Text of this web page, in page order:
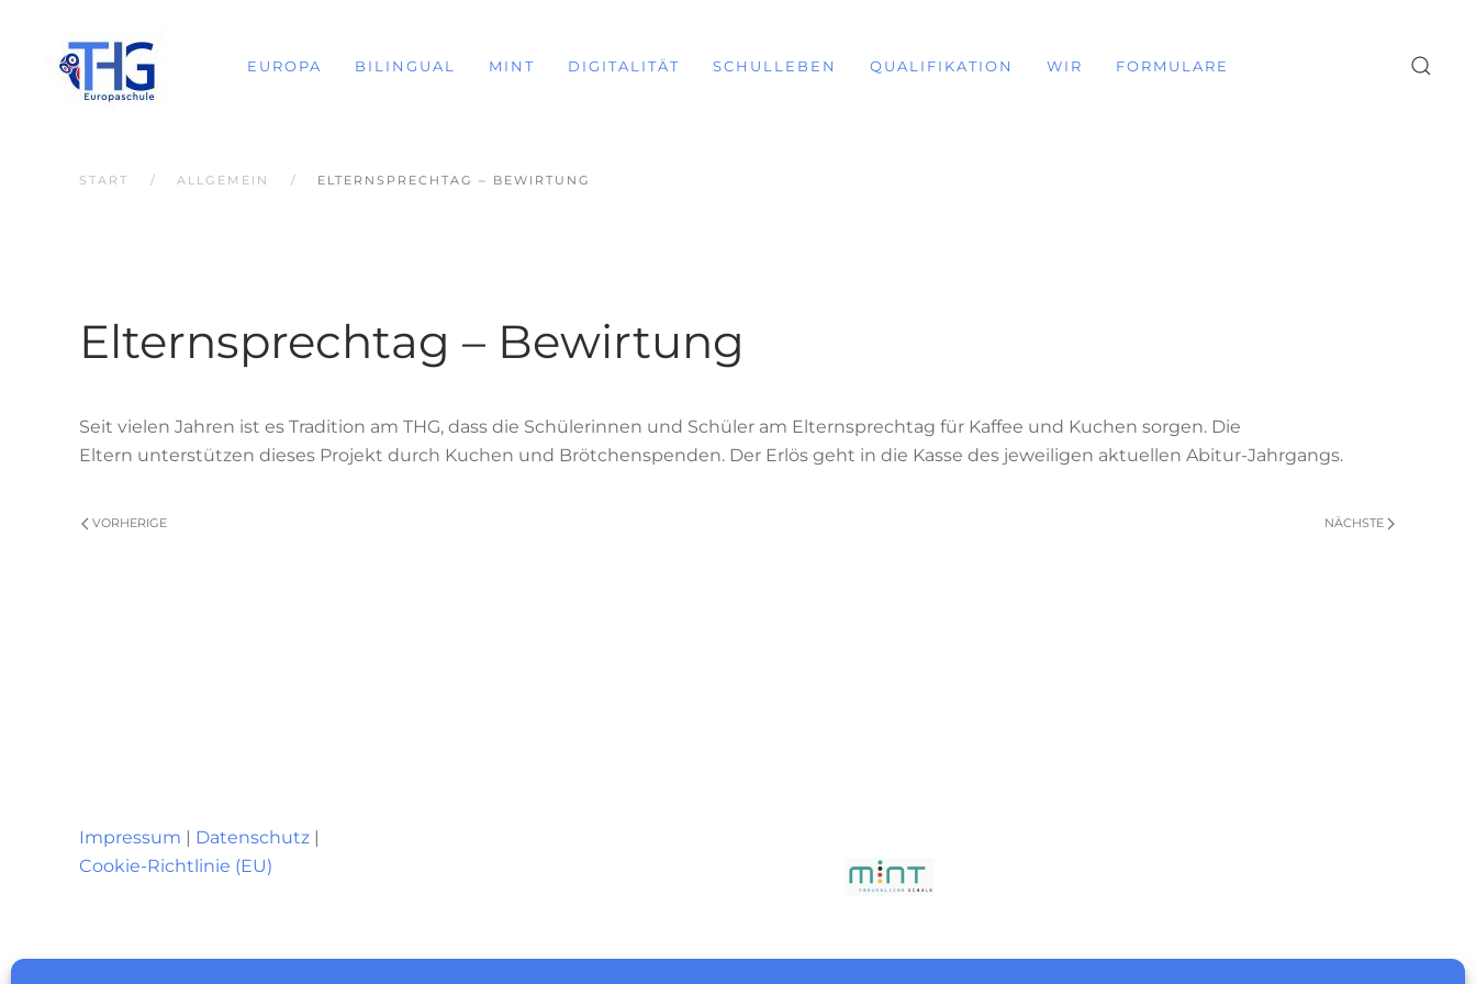
EUROPA BILINGUAL MINT DIGITALITÄT SCHULLEBEN QUALIFIKATION WIR FORMULARE
START ALLGEMEIN ELTERNSPRECHTAG – BEWIRTUNG
Elternsprechtag – Bewirtung
Seit vielen Jahren ist es Tradition am THG, dass die Schülerinnen und Schüler am Elternsprechtag für Kaffee und Kuchen sorgen. Die
Eltern unterstützen dieses Projekt durch Kuchen und Brötchenspenden. Der Erlös geht in die Kasse des jeweiligen aktuellen Abitur-Jahrgangs.
VORHERIGE NÄCHSTE
Impressum | Datenschutz |
Cookie-Richtlinie (EU)